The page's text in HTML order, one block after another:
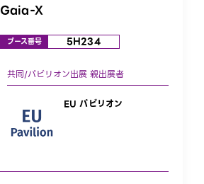
Gaia-X
ブース番号 5H234
EU パビリオン